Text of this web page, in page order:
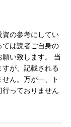
資の参考にしてい
ては読者ご自身の
い致します。 当
が、記載される
ん。万が一、ト
っておりません